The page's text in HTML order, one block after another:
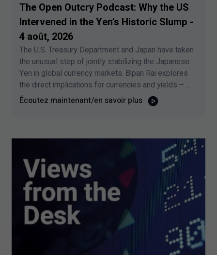
The Open Outcry Podcast: Why the US
Intervened in the Yen’s Historic Slump -
4 août, 2026
The U.S. Treasury Department and Japan have taken
the unusual step of jointly stabilizing the Japanese
Yen in global currency markets. Bipan Rai explores
the direct implications for currencies and yields —
and whether it marks the return of a more activist
era in global FX policy. This podcast was recorded
Écoutez maintenant/en savoir plus